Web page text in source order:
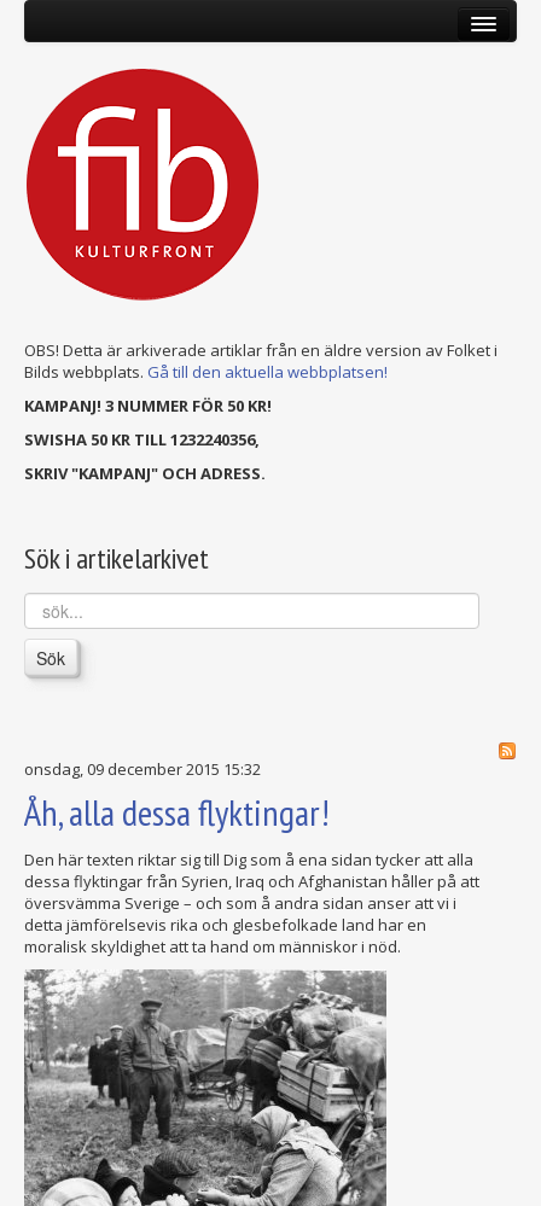
OBS! Detta är arkiverade artiklar från en äldre version av Folket i
Bilds webbplats. Gå till den aktuella webbplatsen!
KAMPANJ! 3 NUMMER FÖR 50 KR!
SWISHA 50 KR TILL 1232240356,
SKRIV "KAMPANJ" OCH ADRESS.
Sök i artikelarkivet
sök...
Sök
onsdag, 09 december 2015 15:32
Åh, alla dessa flyktingar!
Den här texten riktar sig till Dig som å ena sidan tycker att alla
dessa flyktingar från Syrien, Iraq och Afghanistan håller på att
översvämma Sverige – och som å andra sidan anser att vi i
detta jämförelsevis rika och glesbefolkade land har en
moralisk skyldighet att ta hand om människor i nöd.